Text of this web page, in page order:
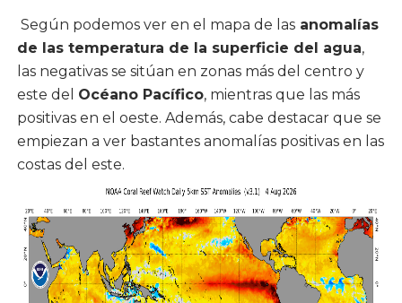
Según podemos ver en el mapa de lasanomalías
de las temperatura de la superficie del agua,
las negativas se sitúan en zonas más del centro y
este del Océano Pacífico, mientras que las más
positivas en el oeste. Además, cabe destacar que se
empiezan a ver bastantes anomalías positivas en las
costas del este.